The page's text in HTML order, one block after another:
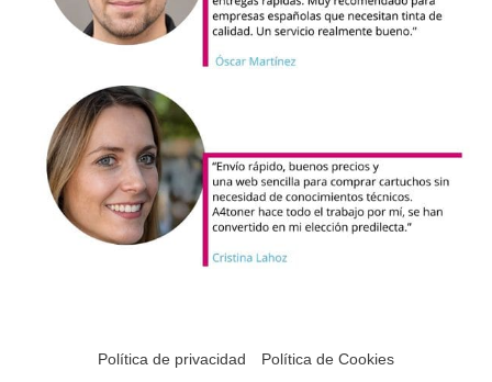
Política de privacidad
Política de Cookies